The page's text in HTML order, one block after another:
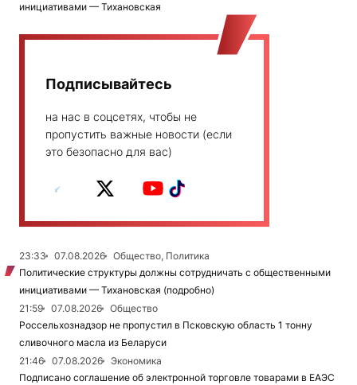
инициативами — Тихановская
Подписывайтесь
на нас в соцсетях, чтобы не
пропустить важные новости (если
это безопасно для вас)
23:33 07.08.2026
Общество, Политика
Политические структуры должны сотрудничать с общественными
инициативами — Тихановская (подробно)
21:59
07.08.2026
Общество
Россельхознадзор не пропустил в Псковскую область 1 тонну
сливочного масла из Беларуси
21:46
07.08.2026
Экономика
Подписано соглашение об электронной торговле товарами в ЕАЭС